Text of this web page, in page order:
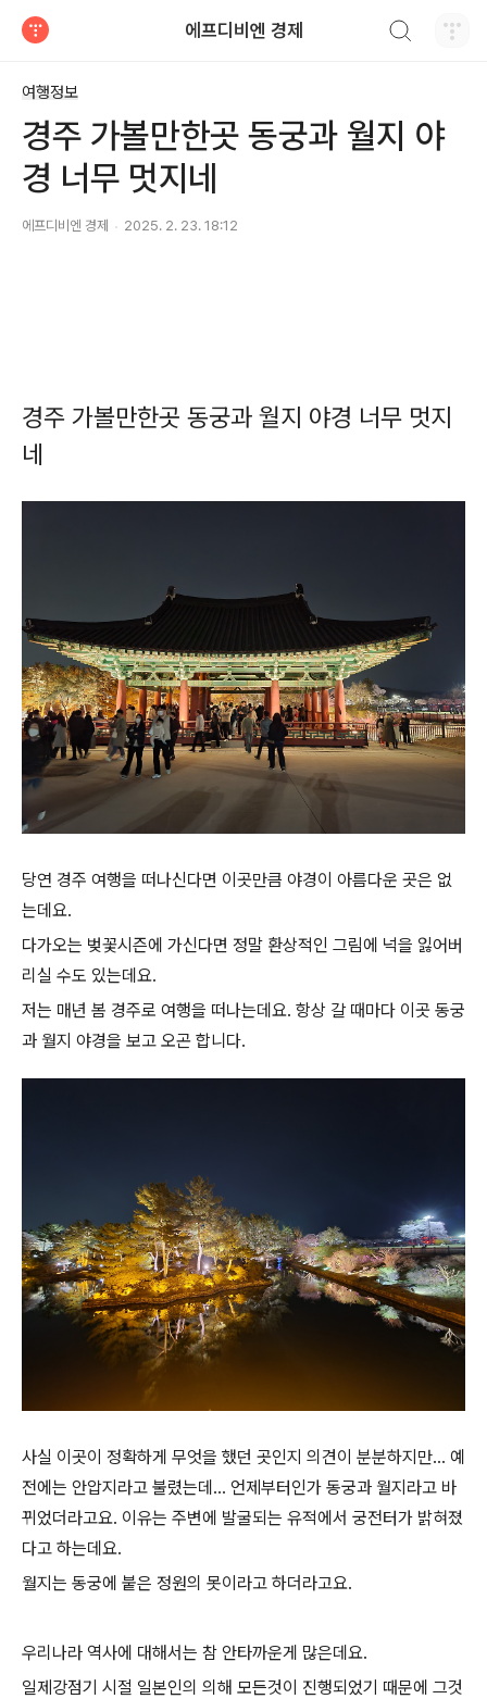
에프디비엔 경제
여행정보
경주 가볼만한곳 동궁과 월지 야
경 너무 멋지네
에프디비엔 경제 2025. 2. 23. 18:12
경주 가볼만한곳 동궁과 월지 야경 너무 멋지
네
당연 경주 여행을 떠나신다면 이곳만큼 야경이 아름다운 곳은 없
는데요.
다가오는 벚꽃시즌에 가신다면 정말 환상적인 그림에 넉을 잃어버
리실 수도 있는데요.
저는 매년 봄 경주로 여행을 떠나는데요. 항상 갈 때마다 이곳 동궁
과 월지 야경을 보고 오곤 합니다.
사실 이곳이 정확하게 무엇을 했던 곳인지 의견이 분분하지만... 예
전에는 안압지라고 불렸는데... 언제부터인가 동궁과 월지라고 바
뀌었더라고요. 이유는 주변에 발굴되는 유적에서 궁전터가 밝혀졌
다고 하는데요.
월지는 동궁에 붙은 정원의 못이라고 하더라고요.
우리나라 역사에 대해서는 참 안타까운게 많은데요.
일제강점기 시절 일본인의 의해 모든것이 진행되었기 때문에 그것